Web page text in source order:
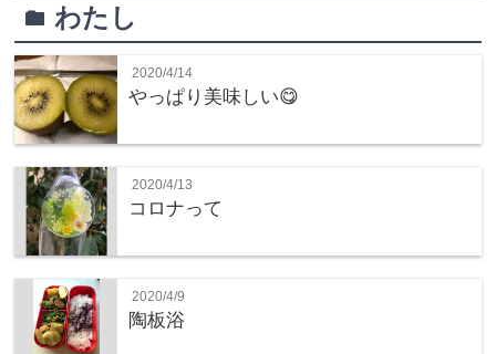
folderわたし
2020/4/14
やっぱり美味しい😋
2020/4/13
コロナって
2020/4/9
陶板浴